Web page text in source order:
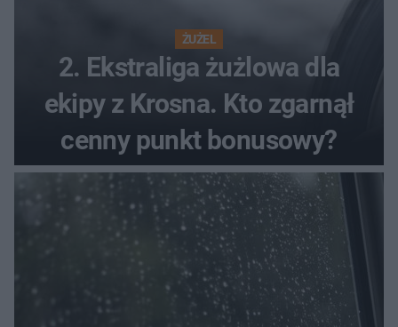
ŻUŻEL
2. Ekstraliga żużlowa dla
ekipy z Krosna. Kto zgarnął
cenny punkt bonusowy?